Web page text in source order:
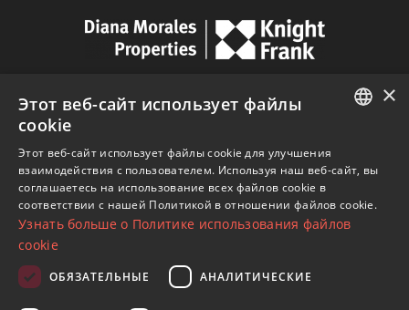
1st Floor, Office 3
29601 Marbella
Посмотреть на карте
Моб: +34 601 636 766
SPANISH
FRENCH
×
Этот веб-сайт использует файлы
cookie
Этот веб-сайт использует файлы cookie для улучшения
взаимодействия с пользователем. Используя наш веб-сайт, вы
соглашаетесь на использование всех файлов cookie в
соответствии с нашей Политикой в ​​отношении файлов cookie.
Узнать больше о Политике использования файлов
cookie
ОБЯЗАТЕЛЬНЫЕ АНАЛИТИЧЕСКИЕ